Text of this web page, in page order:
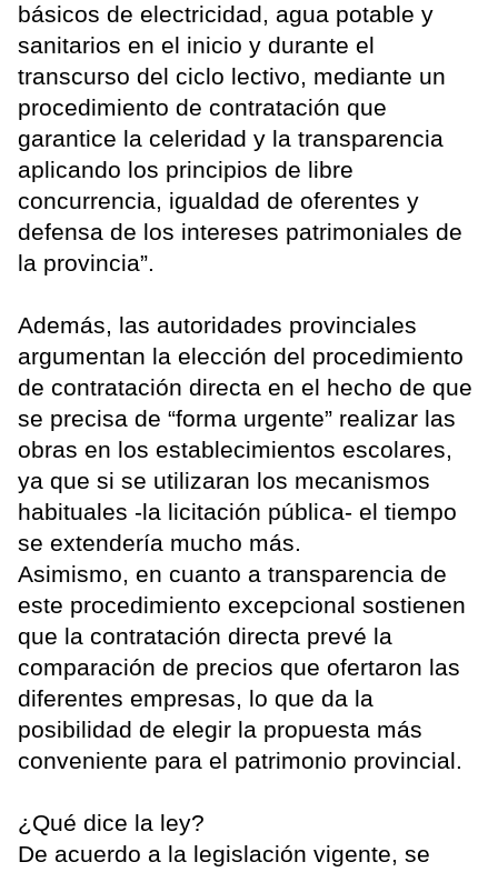
básicos de electricidad, agua potable y
sanitarios en el inicio y durante el
transcurso del ciclo lectivo, mediante un
procedimiento de contratación que
garantice la celeridad y la transparencia
aplicando los principios de libre
concurrencia, igualdad de oferentes y
defensa de los intereses patrimoniales de
la provincia”.
Además, las autoridades provinciales
argumentan la elección del procedimiento
de contratación directa en el hecho de que
se precisa de “forma urgente” realizar las
obras en los establecimientos escolares,
ya que si se utilizaran los mecanismos
habituales -la licitación pública- el tiempo
se extendería mucho más.
Asimismo, en cuanto a transparencia de
este procedimiento excepcional sostienen
que la contratación directa prevé la
comparación de precios que ofertaron las
diferentes empresas, lo que da la
posibilidad de elegir la propuesta más
conveniente para el patrimonio provincial.
¿Qué dice la ley?
De acuerdo a la legislación vigente, se